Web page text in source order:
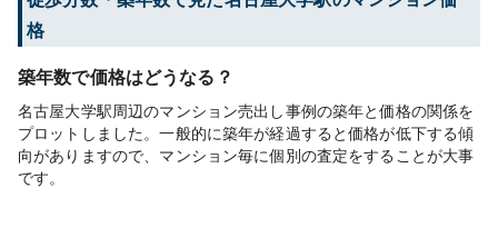
格
築年数で価格はどうなる？
名古屋大学駅周辺のマンション売出し事例の築年と価格の関係を
プロットしました。一般的に築年が経過すると価格が低下する傾
向がありますので、マンション毎に個別の査定をすることが大事
です。